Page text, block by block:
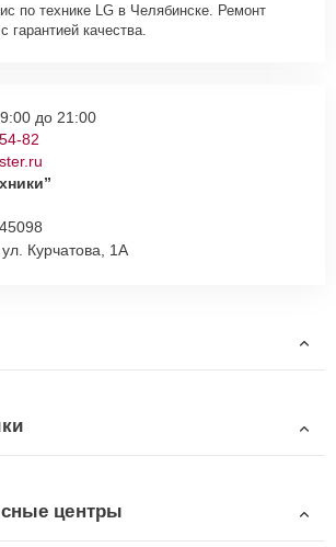
по технике LG в Челябинске. Ремонт
качества.
Курчатова, 1А
до 21:00
82
центры